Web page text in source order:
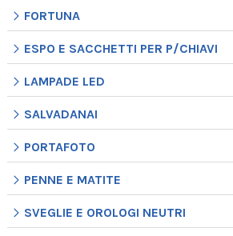
FORTUNA
ESPO E SACCHETTI PER P/CHIAVI
LAMPADE LED
SALVADANAI
PORTAFOTO
PENNE E MATITE
SVEGLIE E OROLOGI NEUTRI